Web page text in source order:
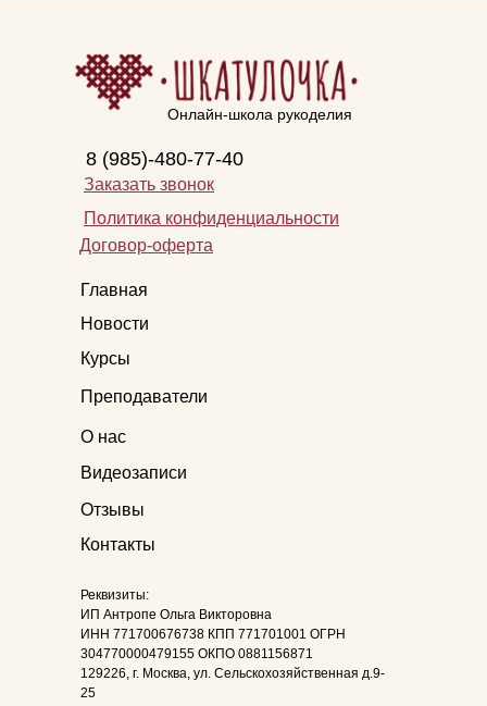
Онлайн-школа рукоделия
8 (985)-480-77-40
Заказать звонок
Главная
Новости
Курсы
Преподаватели
Видеозаписи
Отзывы
Контакты
Политика конфиденциальности
О нас
Договор-оферта
Реквизиты:
ИП Антропе Ольга Викторовна
ИНН 771700676738 КПП 771701001 ОГРН
304770000479155 ОКПО 0881156871
129226, г. Москва, ул. Сельскохозяйственная д.9-
25